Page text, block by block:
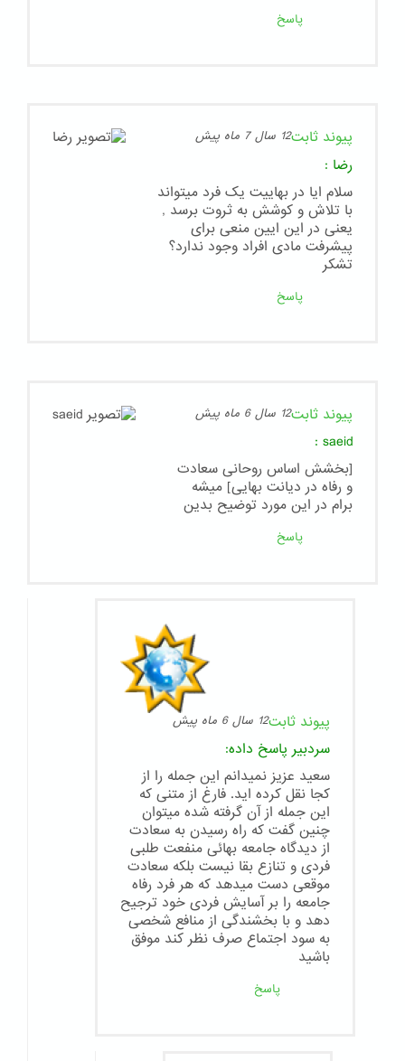
پاسخ
پیوند ثابت12 سال 7 ماه پیش
رضا :
سلام ایا در بهاییت یک فرد میتواند
با تلاش و کوشش به ثروت برسد ,
یعنی در این ایین منعی برای
پیشرفت مادی افراد وجود ندارد؟
تشکر
پاسخ
پیوند ثابت12 سال 6 ماه پیش
saeid
:
[بخشش اساس روحانی سعادت
و رفاه در دیانت بهایی] میشه
برام در این مورد توضیح بدین
پاسخ
پیوند ثابت12 سال 6 ماه پیش
سردبیر پاسخ داده:
سعید عزیز نمیدانم این جمله را از
کجا نقل کرده اید. فارغ از متنی که
این جمله از آن گرفته شده میتوان
چنین گفت که راه رسیدن به سعادت
از دیدگاه جامعه بهائی منفعت طلبی
فردی و تنازع بقا نیست بلکه سعادت
موقعی دست میدهد که هر فرد رفاه
جامعه را بر آسایش فردی خود ترجیح
دهد و با بخشندگی از منافع شخصی
به سود اجتماع صرف نظر کند موفق
باشید
پاسخ